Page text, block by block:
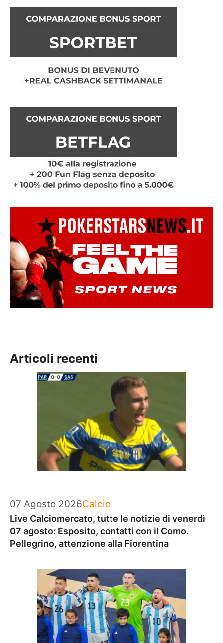
Articoli recenti
07 Agosto 2026Categorie
Calcio
Live Calciomercato, tutte le notizie di venerdì
07 agosto: Esposito, contatti con il Como.
Pellegrino, attenzione alla Fiorentina